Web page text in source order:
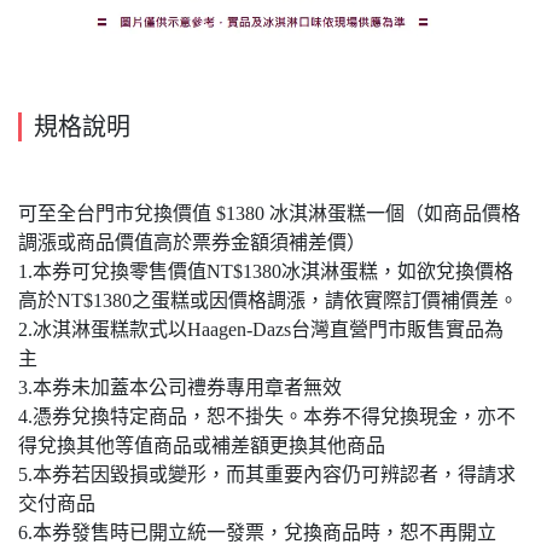
規格說明
可至全台門市兌換價值 $1380 冰淇淋蛋糕一個（如商品價格
調漲或商品價值高於票券金額須補差價）
1.本券可兌換零售價值NT$1380冰淇淋蛋糕，如欲兌換價格
高於NT$1380之蛋糕或因價格調漲，請依實際訂價補價差。
2.冰淇淋蛋糕款式以Haagen-Dazs台灣直營門市販售實品為
主
3.本券未加蓋本公司禮券專用章者無效
4.憑券兌換特定商品，恕不掛失。本券不得兌換現金，亦不
得兌換其他等值商品或補差額更換其他商品
5.本券若因毀損或變形，而其重要內容仍可辨認者，得請求
交付商品
6.本券發售時已開立統一發票，兌換商品時，恕不再開立